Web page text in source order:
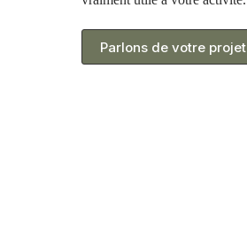
Parlons de votre projet